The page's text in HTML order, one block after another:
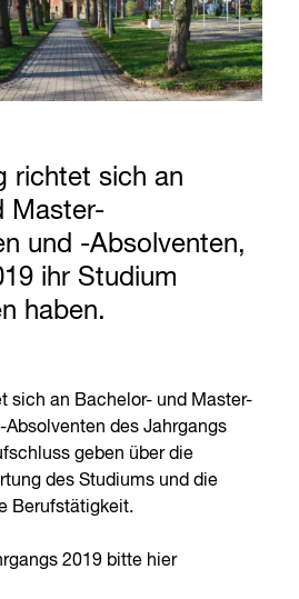
richtet sich an
Master-
und -Absolventen,
ihr Studium
haben.
sich an Bachelor- und Master-
des Jahrgangs
geben über die
des Studiums und die
Berufstätigkeit.
2019 bitte hier